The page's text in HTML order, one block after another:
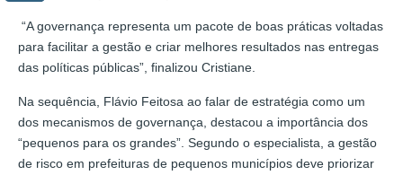
“A governança representa um pacote de boas práticas voltadas
para facilitar a gestão e criar melhores resultados nas entregas
das políticas públicas”, finalizou Cristiane.
Na sequência, Flávio Feitosa ao falar de estratégia como um
dos mecanismos de governança, destacou a importância dos
“pequenos para os grandes”. Segundo o especialista, a gestão
de risco em prefeituras de pequenos municípios deve priorizar